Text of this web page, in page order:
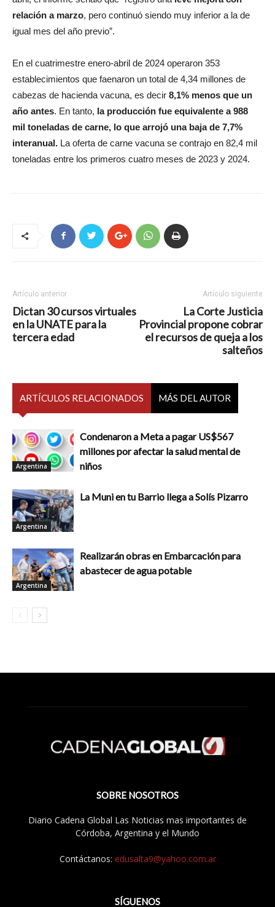
relación a marzo, pero continuó siendo muy inferior a la de
igual mes del año previo”.
En el cuatrimestre enero-abril de 2024 operaron 353
establecimientos que faenaron un total de 4,34 millones de
cabezas de hacienda vacuna, es decir 8,1% menos que un
año antes. En tanto, la producción fue equivalente a 988
mil toneladas de carne, lo que arrojó una baja de 7,7%
interanual. La oferta de carne vacuna se contrajo en 82,4 mil
toneladas entre los primeros cuatro meses de 2023 y 2024.
Artículo anterior
Dictan 30 cursos virtuales
en la UNATE para la
tercera edad
Artículo siguiente
La Corte Justicia
Provincial propone cobrar
el recursos de queja a los
salteños
ARTÍCULOS RELACIONADOS MÁS DEL AUTOR
Argentina
Condenaron a Meta a pagar US$567
millones por afectar la salud mental de
niños
Argentina
La Muni en tu Barrio llega a Solís Pizarro
Argentina
Realizarán obras en Embarcación para
abastecer de agua potable
SOBRE NOSOTROS
Diario Cadena Global Las Noticias mas importantes de
Córdoba, Argentina y el Mundo
Contáctanos: edusalta9@yahoo.com.ar
SÍGUENOS